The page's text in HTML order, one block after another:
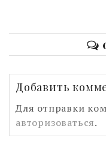
Добавить
Для отправки
авторизоваться.